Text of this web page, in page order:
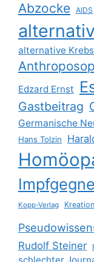
Abzocke AIDS
alternative
Edzard Ernst
Gastbeitrag
Germanische
Hans Tolzin
Kopp-Verlag
Rudolf Steiner